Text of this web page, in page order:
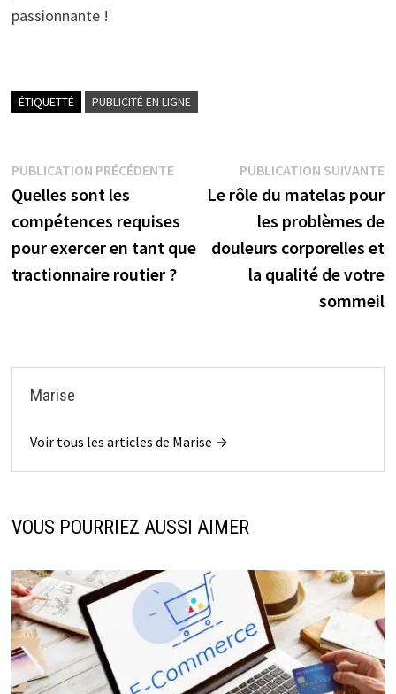
passionnante !
ÉTIQUETTÉ PUBLICITÉ EN LIGNE
Navigation
de
l’article
PUBLICATION PRÉCÉDENTEPublication
précédente :
Quelles sont les
compétences requises
pour exercer en tant que
tractionnaire routier ?
PUBLICATION SUIVANTE
Le rôle du matelas pour
les problèmes de
douleurs corporelles et
la qualité de votre
sommeil
Marise
Voir tous les articles de Marise →
VOUS POURRIEZ AUSSI AIMER